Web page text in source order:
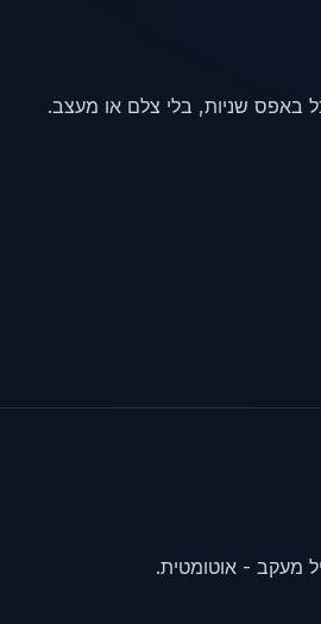
באפס שניות, בלי צלם או מעצב.
מעקב - אוטומטית.